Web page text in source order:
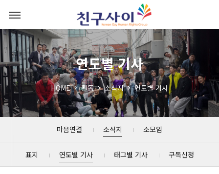
연도별 기사
HOME 활동 소식지 연도별 기사
마음연결 소식지 소모임
표지 연도별 기사 태그별 기사 구독신청